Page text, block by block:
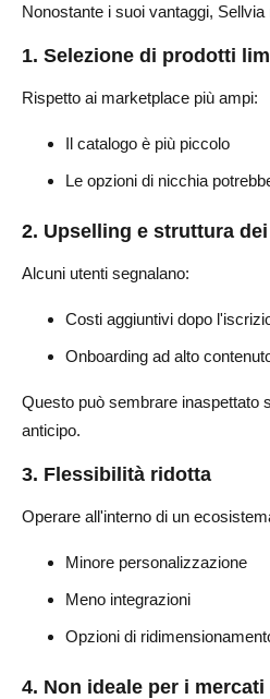
Nonostante i suoi vantaggi,
1. Selezione di prodotti
Rispetto ai marketplace più ampi:
Il catalogo è più piccolo
Le opzioni di nicchia
2. Upselling e struttura
Alcuni utenti segnalano:
Costi aggiuntivi dopo
Onboarding ad alto
Questo può sembrare inaspettato
anticipo.
3. Flessibilità ridotta
Operare all'interno di un
Minore personalizzazione
Meno integrazioni
Opzioni di
4. Non ideale per i